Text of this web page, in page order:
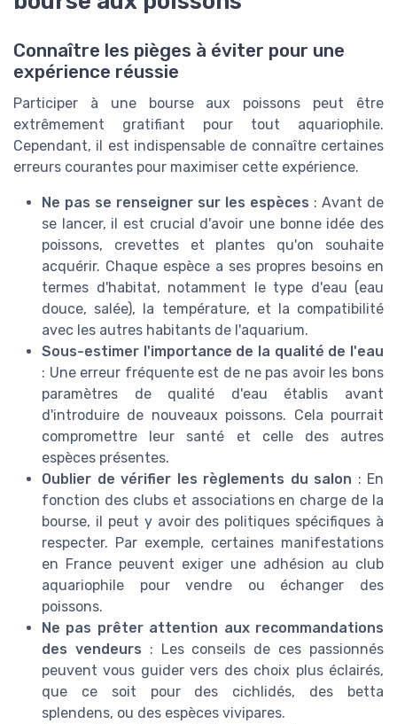
Connaître les pièges à éviter pour une
expérience réussie
Participer à une bourse aux poissons peut être
extrêmement gratifiant pour tout aquariophile.
Cependant, il est indispensable de connaître certaines
erreurs courantes pour maximiser cette expérience.
Ne pas se renseigner sur les espèces : Avant de
se lancer, il est crucial d'avoir une bonne idée des
poissons, crevettes et plantes qu'on souhaite
acquérir. Chaque espèce a ses propres besoins en
termes d'habitat, notamment le type d'eau (eau
douce, salée), la température, et la compatibilité
avec les autres habitants de l'aquarium.
Sous-estimer l'importance de la qualité de l'eau
: Une erreur fréquente est de ne pas avoir les bons
paramètres de qualité d'eau établis avant
d'introduire de nouveaux poissons. Cela pourrait
compromettre leur santé et celle des autres
espèces présentes.
Oublier de vérifier les règlements du salon : En
fonction des clubs et associations en charge de la
bourse, il peut y avoir des politiques spécifiques à
respecter. Par exemple, certaines manifestations
en France peuvent exiger une adhésion au club
aquariophile pour vendre ou échanger des
poissons.
Ne pas prêter attention aux recommandations
des vendeurs : Les conseils de ces passionnés
peuvent vous guider vers des choix plus éclairés,
que ce soit pour des cichlidés, des betta
splendens, ou des espèces vivipares.